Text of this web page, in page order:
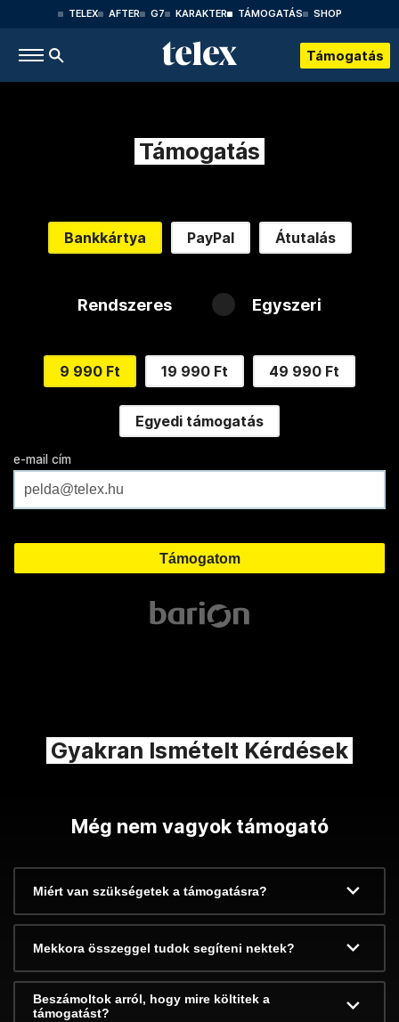
TELEX AFTER G7 KARAKTER TÁMOGATÁS SHOP
Támogatás
Támogatás
Bankkártya PayPal Átutalás
Rendszeres Egyszeri
9 990 Ft 19 990 Ft 49 990 Ft
Egyedi támogatás
e-mail cím
Gyakran Ismételt Kérdések
Még nem vagyok támogató
Miért van szükségetek a támogatásra?
Mekkora összeggel tudok segíteni nektek?
Beszámoltok arról, hogy mire költitek a
támogatást?